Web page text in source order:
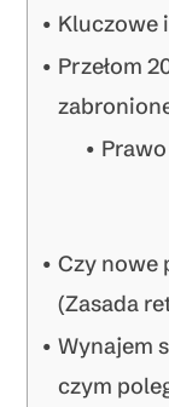
Kluczowe
Przełom
Czy nowe
(Zasada
Wynajem
czym